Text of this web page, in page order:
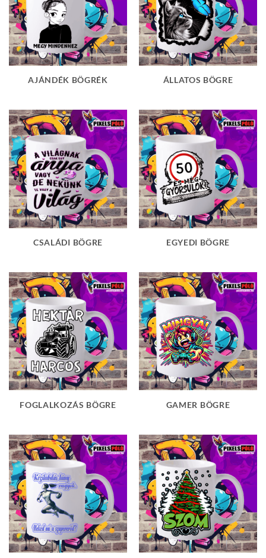
AJÁNDÉK BÖGRÉK ÁLLATOS BÖGRE
CSALÁDI BÖGRE EGYEDI BÖGRE
FOGLALKOZÁS BÖGRE GAMER BÖGRE